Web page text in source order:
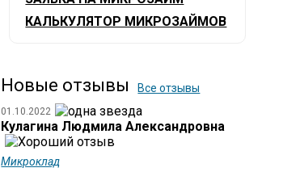
КАЛЬКУЛЯТОР МИКРОЗАЙМОВ
Новые отзывы Все отзывы
01.10.2022
Кулагина Людмила Александровна
Микроклад